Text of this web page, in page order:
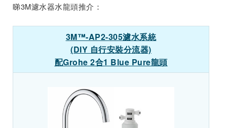
睇3M濾水器水龍頭推介：
3M™-AP2-305濾水系統
(DIY 自行安裝分流器)
配Grohe 2合1 Blue Pure龍頭